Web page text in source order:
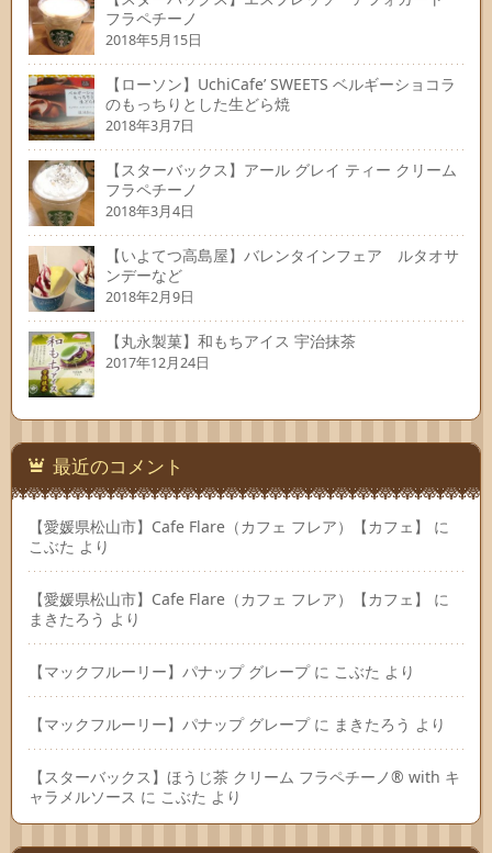
フラペチーノ
2018年5月15日
【ローソン】UchiCafe’ SWEETS ベルギーショコラ
のもっちりとした生どら焼
2018年3月7日
【スターバックス】アール グレイ ティー クリーム
フラペチーノ
2018年3月4日
【いよてつ高島屋】バレンタインフェア ルタオサ
ンデーなど
2018年2月9日
【丸永製菓】和もちアイス 宇治抹茶
2017年12月24日
最近のコメント
【愛媛県松山市】Cafe Flare（カフェ フレア）【カフェ】
に
こぶた より
【愛媛県松山市】Cafe Flare（カフェ フレア）【カフェ】
に
まきたろう より
【マックフルーリー】パナップ グレープに こぶた より
【マックフルーリー】パナップ グレープに まきたろう より
【スターバックス】ほうじ茶 クリーム フラペチーノ® with キ
ャラメルソース に こぶた より